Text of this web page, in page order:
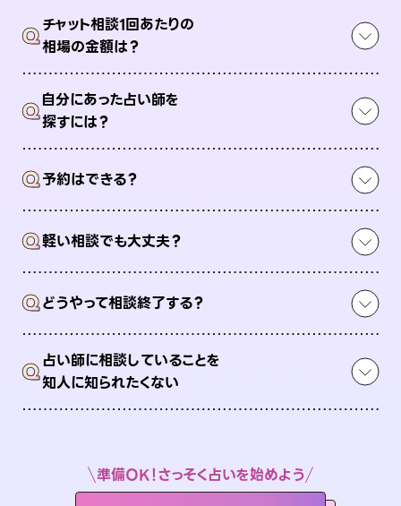
Qチャット相談1回あたりの
相場の金額は？
Q自分にあった占い師を
探すには？
Q予約はできる？
Q軽い相談でも大丈夫？
Qどうやって相談終了する？
Q占い師に相談していることを
知人に知られたくない
準備OK！さっそく占いを始めよう